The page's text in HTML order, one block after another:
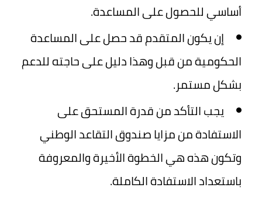
أساسي للحصول على المساعدة.
إن يكون المتقدم قد حصل على المساعدة
الحكومية من قبل وهذا دليل على حاجته للدعم
بشكل مستمر.
يجب التأكد من قدرة المستحق على
الاستفادة من مزايا صندوق التقاعد الوطني
وتكون هذه هي الخطوة الأخيرة والمعروفة
باستعداد الاستفادة الكاملة.